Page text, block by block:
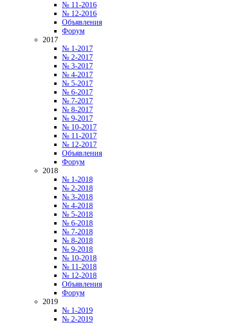
№ 11-2016
№ 12-2016
Объявления
Форум
2017
№ 1-2017
№ 2-2017
№ 3-2017
№ 4-2017
№ 5-2017
№ 6-2017
№ 7-2017
№ 8-2017
№ 9-2017
№ 10-2017
№ 11-2017
№ 12-2017
Объявления
Форум
2018
№ 1-2018
№ 2-2018
№ 3-2018
№ 4-2018
№ 5-2018
№ 6-2018
№ 7-2018
№ 8-2018
№ 9-2018
№ 10-2018
№ 11-2018
№ 12-2018
Объявления
Форум
2019
№ 1-2019
№ 2-2019